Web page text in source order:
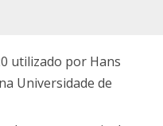
utilizado por Hans
na Universidade de